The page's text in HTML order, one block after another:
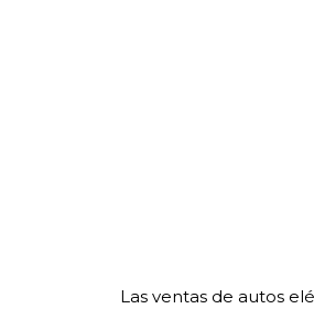
Las ventas de autos